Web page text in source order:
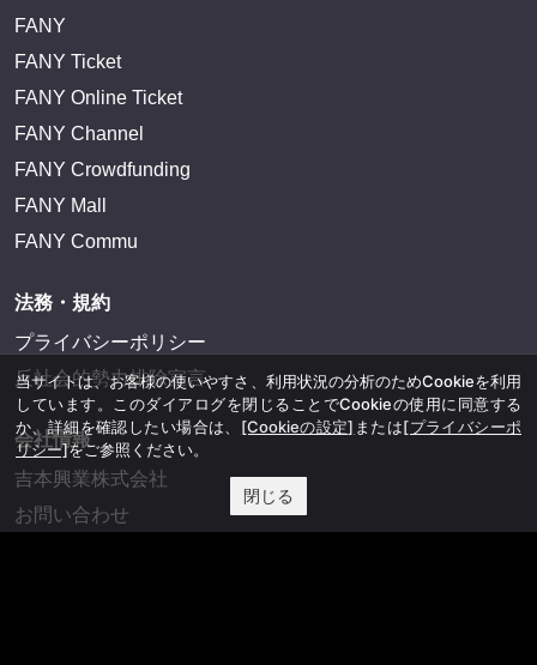
FANY
FANY Ticket
FANY Online Ticket
FANY Channel
FANY Crowdfunding
FANY Mall
FANY Commu
法務・規約
プライバシーポリシー
反社会的勢力排除宣言
会社情報
吉本興業株式会社
お問い合わせ
当サイトは、お客様の使いやすさ、利用状況の分析のためCookieを利用
しています。このダイアログを閉じることでCookieの使用に同意する
か、詳細を確認したい場合は、 [Cookieの設定] または[プライバシーポ
リシー]をご参照ください。
閉じる